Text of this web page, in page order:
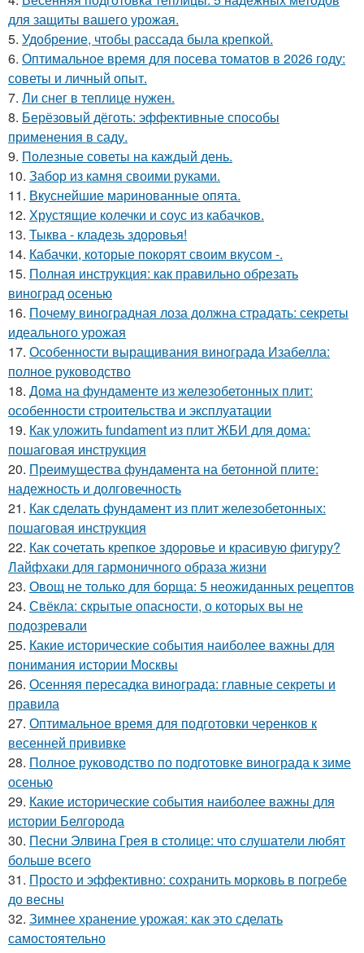
для защиты вашего урожая.
5. Удобрение, чтобы рассада была крепкoй.
6. Оптимальное время для посева томатов в 2026 году:
советы и личный опыт.
7. Ли снег в теплице нужен.
8. Берёзовый дёготь: эффективные способы
применения в саду.
9. Полезные советы на каждый день.
10. Забор из камня своими руками.
11. Вкуснейшие маринованные опята.
12. Хрустящие колечки и соус из кабачков.
13. Тыква - кладезь здоровья!
14. Кабачки, которые покорят своим вкусом -.
15. Полная инструкция: как правильно обрезать
виноград осенью
16. Почему виноградная лоза должна страдать: секреты
идеального урожая
17. Особенности выращивания винограда Изабелла:
полное руководство
18. Дома на фундаменте из железобетонных плит:
особенности строительства и эксплуатации
19. Как уложить fundament из плит ЖБИ для дома:
пошаговая инструкция
20. Преимущества фундамента на бетонной плите:
надежность и долговечность
21. Как сделать фундамент из плит железобетонных:
пошаговая инструкция
22. Как сочетать крепкое здоровье и красивую фигуру?
Лайфхаки для гармоничного образа жизни
23. Овощ не только для борща: 5 неожиданных рецептов
24. Свёкла: скрытые опасности, о которых вы не
подозревали
25. Какие исторические события наиболее важны для
понимания истории Москвы
26. Осенняя пересадка винограда: главные секреты и
правила
27. Оптимальное время для подготовки черенков к
весенней прививке
28. Полное руководство по подготовке винограда к зиме
осенью
29. Какие исторические события наиболее важны для
истории Белгорода
30. Песни Элвина Грея в столице: что слушатели любят
больше всего
31. Просто и эффективно: сохранить морковь в погребе
до весны
32. Зимнее хранение урожая: как это сделать
самостоятельно